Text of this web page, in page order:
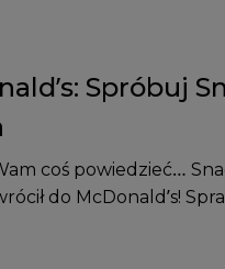
Spróbuj
coś powiedzieć…
do McDonald’s!